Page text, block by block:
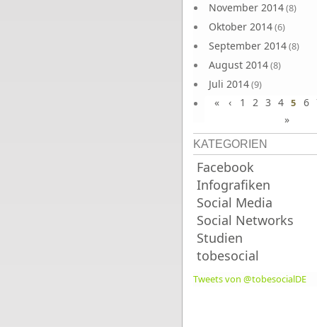
November 2014(8)
Oktober 2014(6)
September 2014(8)
August 2014(8)
Juli 2014(9)
Juni 2014(8)
« ‹ 1 2 3 4 5 6
»
KATEGORIEN
Facebook
Infografiken
Social Media
Social Networks
Studien
tobesocial
Tweets von @tobesocialDE